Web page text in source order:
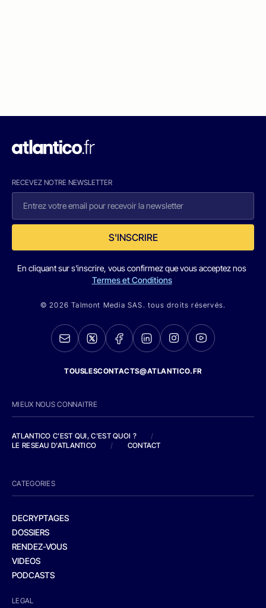
RECEVEZ NOTRE NEWSLETTER
S'INSCRIRE
En cliquant sur s'inscrire, vous confirmez que vous acceptez nos
Termes et Conditions
© 2026 Talmont Media SAS. tous droits réservés.
TOUSLESCONTACTS@ATLANTICO.FR
MIEUX NOUS CONNAITRE
ATLANTICO C'EST QUI, C'EST QUOI ?
/
LE RESEAU D'ATLANTICO
/ CONTACT
CATEGORIES
DECRYPTAGES
DOSSIERS
RENDEZ-VOUS
VIDEOS
PODCASTS
LEGAL